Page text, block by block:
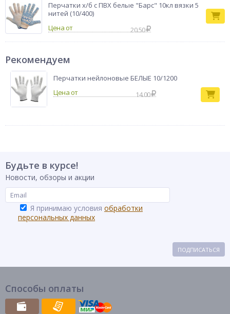
Перчатки х/б с ПВХ белые "Барс" 10кл вязки 5
нитей (10/400)
Цена от
20.50
Рекомендуем
Перчатки нейлоновые БЕЛЫЕ 10/1200
14.00
Будьте в курсе!
Новости, обзоры и акции
Я принимаю условия обработки
персональных данных
ПОДПИСАТЬСЯ
Способы оплаты